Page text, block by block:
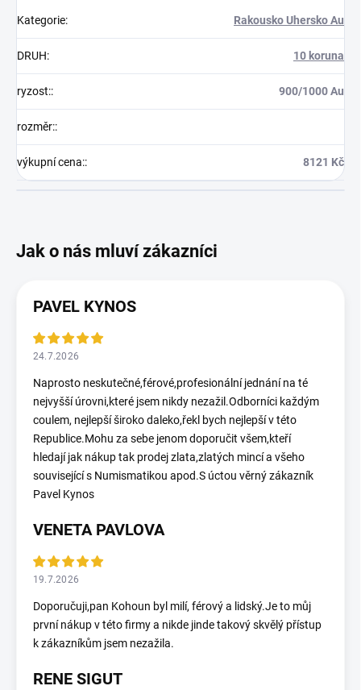
Kategorie: Rakousko Uhersko Au
DRUH: 10 koruna
ryzost:: 900/1000 Au
rozměr::
výkupní cena:: 8121 Kč
PAVEL KYNOS
24.7.2026
Naprosto neskutečné,férové,profesionální jednání na té
nejvyšší úrovni,které jsem nikdy nezažil.Odborníci každým
coulem, nejlepší široko daleko,řekl bych nejlepší v této
Republice.Mohu za sebe jenom doporučit všem,kteří
hledají jak nákup tak prodej zlata,zlatých mincí a všeho
související s Numismatikou apod.S úctou věrný zákazník
Pavel Kynos
VENETA PAVLOVA
19.7.2026
Doporučuji,pan Kohoun byl milí, férový a lidský.Je to můj
první nákup v této firmy a nikde jinde takový skvělý přístup
k zákazníkům jsem nezažila.
RENE SIGUT